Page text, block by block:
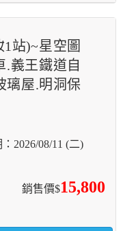
站)~星空圖
.義王鐵道自
璃屋.明洞保
2026/08/11 (二)
銷售價$15,800